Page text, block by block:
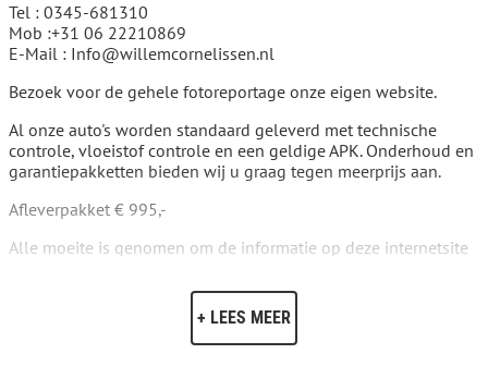
Tel : 0345-681310
Mob :+31 06 22210869
E-Mail : Info@willemcornelissen.nl
Bezoek voor de gehele fotoreportage onze eigen website.
Al onze auto's worden standaard geleverd met technische
controle, vloeistof controle en een geldige APK. Onderhoud en
garantiepakketten bieden wij u graag tegen meerprijs aan.
Afleverpakket € 995,-
Alle moeite is genomen om de informatie op deze internetsite
echter nooit uit te sluiten. Vertrouw daarom niet alleen op deze
informatie, maar controleer bij aankoop de zaken die uw
beslissing zouden kunnen beïnvloeden. Aan deze advertentie
kunnen geen rechten worden ontleend.
+ LEES MEER